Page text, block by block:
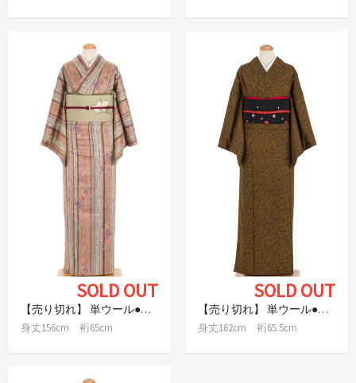
SOLD OUT
【売り切れ】 単ウール●花と鳥
身丈156cm 裄65cm
SOLD OUT
【売り切れ】 単ウール●キャメルブラウンに小花模様
身丈162cm 裄65.5cm